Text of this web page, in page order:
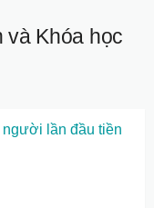
và Khóa học
người lần đầu tiền